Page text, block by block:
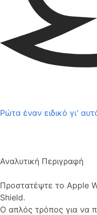
Ρώτα έναν ειδικό γι’
Αναλυτική Περιγραφή
Προστατέψτε το Apple
Shield.
Ο απλός τρόπος για να